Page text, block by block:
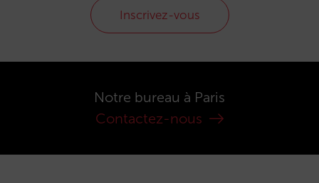
Inscrivez-vous
Notre bureau à Paris
Contactez-nous